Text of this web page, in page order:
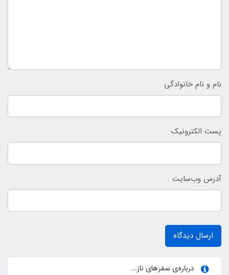
نام و نام خانوادگی
پست الکترونیک
آدرس وب‌سایت
ارسال دیدگاه
درباره‌ی سفرهای ناز...